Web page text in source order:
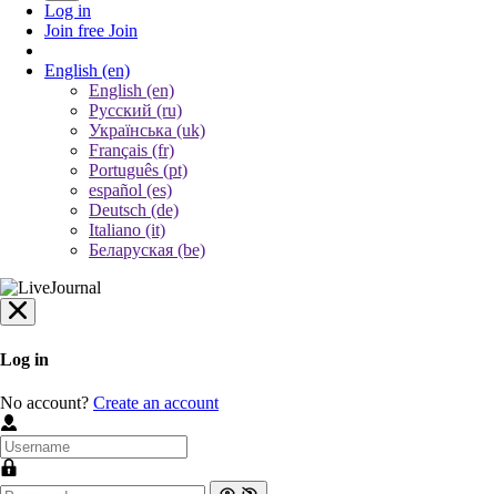
Log in
Join free Join
English (en)
English (en)
Русский (ru)
Українська (uk)
Français (fr)
Português (pt)
español (es)
Deutsch (de)
Italiano (it)
Беларуская (be)
Log in
No account? Create an account